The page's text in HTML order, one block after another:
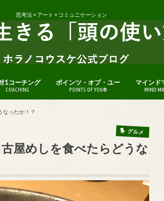
思考法 × アート × コミュニケーション
1コーチング
COACHING
ポインツ・オブ・ユー
POINTS OF YOU®
マインド
MIND
なったか！？
グルメ
屋めしを食べたらどうな